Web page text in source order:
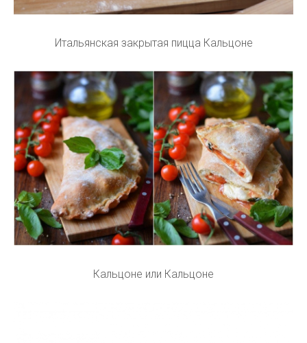
Итальянская закрытая пицца Кальцоне
Кальцоне или Кальцоне